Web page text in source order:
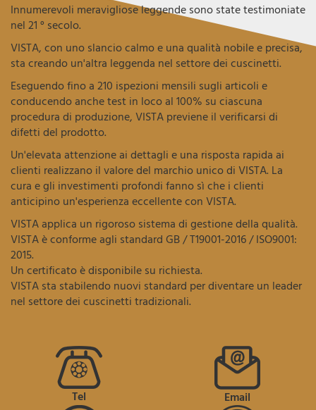
Innumerevoli meravigliose leggende sono state testimoniate
nel 21 ° secolo.
VISTA, con uno slancio calmo e una qualità nobile e precisa,
sta creando un'altra leggenda nel settore dei cuscinetti.
Eseguendo fino a 210 ispezioni mensili sugli articoli e
conducendo anche test in loco al 100% su ciascuna
procedura di produzione, VISTA previene il verificarsi di
difetti del prodotto.
Un'elevata attenzione ai dettagli e una risposta rapida ai
clienti realizzano il valore del marchio unico di VISTA. La
cura e gli investimenti profondi fanno sì che i clienti
anticipino un'esperienza eccellente con VISTA.
VISTA applica un rigoroso sistema di gestione della qualità.
VISTA è conforme agli standard GB / T19001-2016 / ISO9001:
2015.
Un certificato è disponibile su richiesta.
VISTA sta stabilendo nuovi standard per diventare un leader
nel settore dei cuscinetti tradizionali.
Tel Email